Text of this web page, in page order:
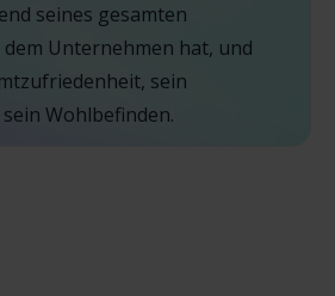
seines gesamten
Unternehmen hat, und
sein
Wohlbefinden.